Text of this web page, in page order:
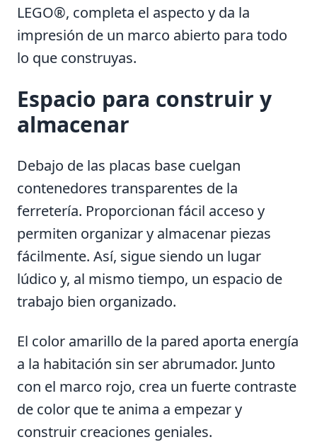
LEGO®, completa el aspecto y da la
impresión de un marco abierto para todo
lo que construyas.
Espacio para construir y
almacenar
Debajo de las placas base cuelgan
contenedores transparentes de la
ferretería. Proporcionan fácil acceso y
permiten organizar y almacenar piezas
fácilmente. Así, sigue siendo un lugar
lúdico y, al mismo tiempo, un espacio de
trabajo bien organizado.
El color amarillo de la pared aporta energía
a la habitación sin ser abrumador. Junto
con el marco rojo, crea un fuerte contraste
de color que te anima a empezar y
construir creaciones geniales.